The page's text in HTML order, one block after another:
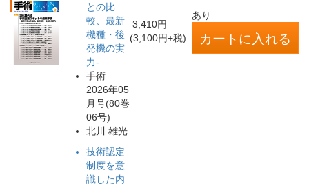
との比
較、最新
機種・後
発機の実
力-
手術
2026年05
月号(80巻
06号)
北川 雄光
3,410円
(3,100円+税)
あり
技術認定
制度を意
識した内